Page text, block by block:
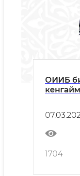
ОИИБ
1704